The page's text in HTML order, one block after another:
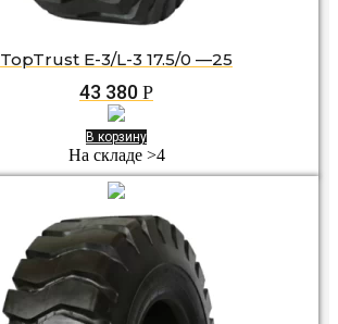
TopTrust E-3/L-3 17.5/0 —25
43 380 Р
В корзину
На складе >4